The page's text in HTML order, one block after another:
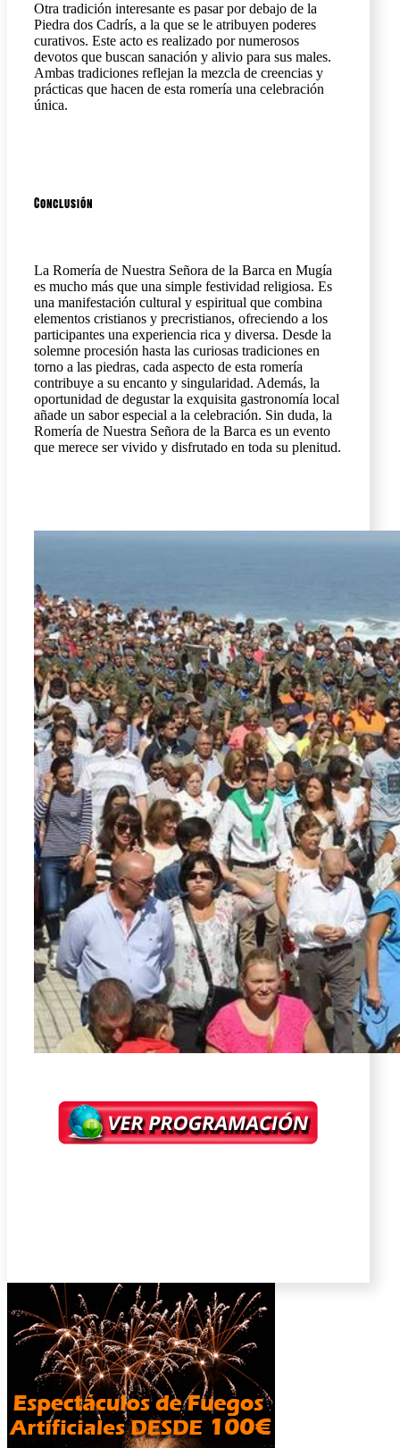
Otra tradición interesante es pasar por debajo de la
Piedra dos Cadrís, a la que se le atribuyen poderes
curativos. Este acto es realizado por numerosos
devotos que buscan sanación y alivio para sus males.
Ambas tradiciones reflejan la mezcla de creencias y
prácticas que hacen de esta romería una celebración
única.
Conclusión
La Romería de Nuestra Señora de la Barca en Mugía
es mucho más que una simple festividad religiosa. Es
una manifestación cultural y espiritual que combina
elementos cristianos y precristianos, ofreciendo a los
participantes una experiencia rica y diversa. Desde la
solemne procesión hasta las curiosas tradiciones en
torno a las piedras, cada aspecto de esta romería
contribuye a su encanto y singularidad. Además, la
oportunidad de degustar la exquisita gastronomía local
añade un sabor especial a la celebración. Sin duda, la
Romería de Nuestra Señora de la Barca es un evento
que merece ser vivido y disfrutado en toda su plenitud.